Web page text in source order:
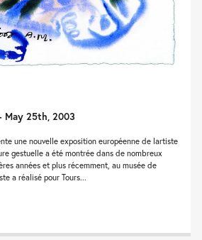
May 25th, 2003
une nouvelle exposition européenne de lartiste
gestuelle a été montrée dans de nombreux
années et plus récemment, au musée de
a réalisé pour Tours...